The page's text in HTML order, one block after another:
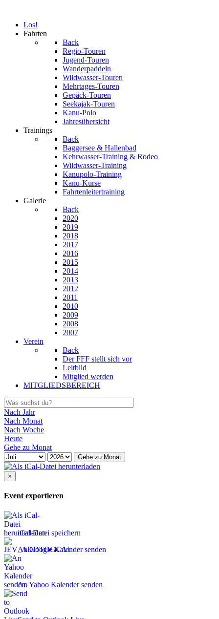
Los!
Fahrten
Back
Regio-Touren
Jugend-Touren
Wanderpaddeln
Wildwasser-Touren
Mehrtages-Touren
Gepäck-Touren
Seekajak-Touren
Kanu-Polo
Jahresübersicht
Trainings
Back
Baggersee & Hallenbad
Kehrwasser-Training & Rodeo
Wildwasser-Training
Kanupolo-Training
Kanu-Kurse
Fahrtenleitertraining
Galerie
Back
2020
2019
2018
2017
2016
2015
2014
2013
2012
2011
2010
2009
2008
2007
Verein
Back
Der FFF stellt sich vor
Leitbild
Mitglied werden
MITGLIEDSBEREICH
Nach Jahr
Nach Monat
Nach Woche
Heute
Gehe zu Monat
Gehe zu Monat
×
Event exportieren
iCal-Datei speichern
An Google Kalender senden
An Yahoo Kalender senden